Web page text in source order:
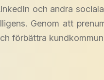
och andra
Genom att
förbättra